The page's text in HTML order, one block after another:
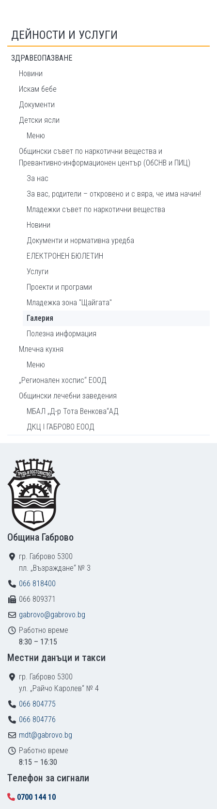
ДЕЙНОСТИ И УСЛУГИ
ЗДРАВЕОПАЗВАНЕ
Новини
Искам бебе
Документи
Детски ясли
Меню
Общински съвет по наркотични вещества и
Превантивно-информационен център (ОбСНВ и ПИЦ)
За нас
За вас, родители – откровено и с вяра, че има начин!
Младежки съвет по наркотични вещества
Новини
Документи и нормативна уредба
ЕЛЕКТРОНЕН БЮЛЕТИН
Услуги
Проекти и програми
Младежка зона "Щайгата"
Галерия
Полезна информация
Млечна кухня
Меню
„Регионален хоспис“ ЕООД
Общински лечебни заведения
МБАЛ „Д-р Тота Венкова“АД
ДКЦ I ГАБРОВО ЕООД
Footer
Община Габрово
гр. Габрово 5300
пл. „Възраждане“ № 3
066 818400
066 809371
gabrovo@gabrovo.bg
Работно време
8:30 – 17:15
Местни данъци и такси
гр. Габрово 5300
ул. „Райчо Каролев“ № 4
066 804775
066 804776
mdt@gabrovo.bg
Работно време
8:15 – 16:30
Tелефон за сигнали
0700 144 10